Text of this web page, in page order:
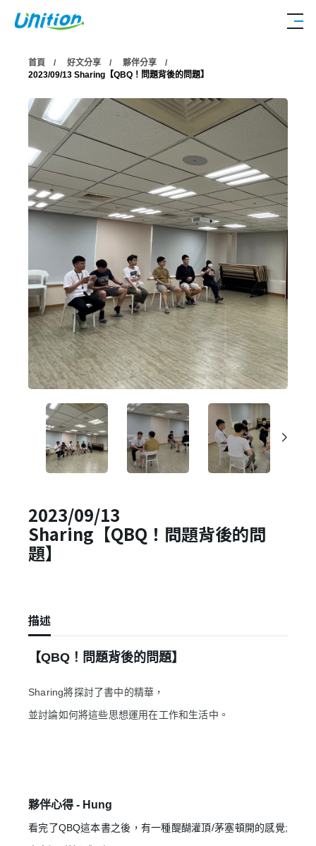
首頁 好文分享
夥伴分享
2023/09/13 Sharing【QBQ！問題背後的問題】
2023/09/13
Sharing【QBQ！問題背後的問
題】
描述
【QBQ！問題背後的問題】
Sharing將探討了書中的精華，
並討論如何將這些思想運用在工作和生活中。
夥伴心得 - Hung
看完了QBQ這本書之後，有一種醍醐灌頂/茅塞頓開的感覺;